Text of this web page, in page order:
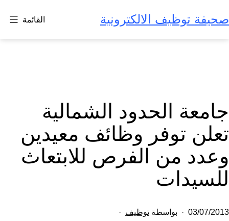
الالكترونية
الشمالية
وظائف معيدين
الفرص للابتعاث
بواسطةتوظيف